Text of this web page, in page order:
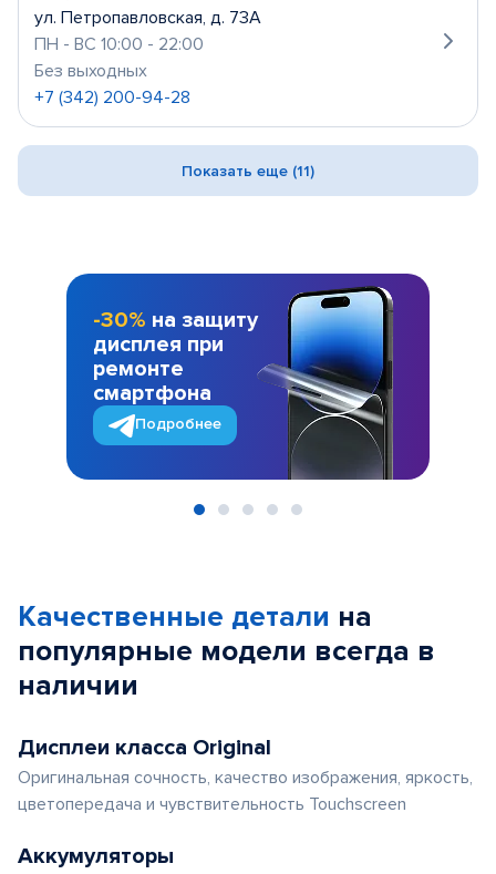
ул. Петропавловская, д. 73А
ПН - ВС 10:00 - 22:00
Без выходных
+7 (342) 200-94-28
Показать еще (11)
-30% на защиту
дисплея при
ремонте
смартфона
Подробнее
Качественные детали на
популярные модели всегда в
наличии
Дисплеи класса Original
Оригинальная сочность, качество изображения, яркость,
цветопередача и чувствительность Touchscreen
Аккумуляторы